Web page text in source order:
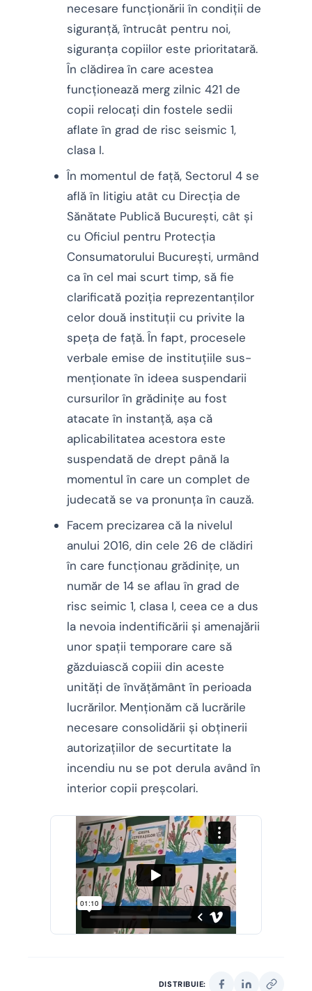
necesare funcționării în condiții de
siguranță, întrucât pentru noi,
siguranța copiilor este prioritatară.
În clădirea în care acestea
funcționează merg zilnic 421 de
copii relocați din fostele sedii
aflate în grad de risc seismic 1,
clasa I.
În momentul de față, Sectorul 4 se
află în litigiu atât cu Direcția de
Sănătate Publică București, cât și
cu Oficiul pentru Protecția
Consumatorului București, urmând
ca în cel mai scurt timp, să fie
clarificată poziția reprezentanților
celor două instituții cu privite la
speța de față. În fapt, procesele
verbale emise de instituțiile sus-
menționate în ideea suspendarii
cursurilor în grădinițe au fost
atacate în instanță, așa că
aplicabilitatea acestora este
suspendată de drept până la
momentul în care un complet de
judecată se va pronunța în cauză.
Facem precizarea că la nivelul
anului 2016, din cele 26 de clădiri
în care funcționau grădinițe, un
număr de 14 se aflau în grad de
risc seimic 1, clasa I, ceea ce a dus
la nevoia indentificării și amenajării
unor spații temporare care să
găzduiască copiii din aceste
unități de învățământ în perioada
lucrărilor. Menționăm că lucrările
necesare consolidării și obținerii
autorizațiilor de securtitate la
incendiu nu se pot derula având în
interior copii preșcolari.
DISTRIBUIE: